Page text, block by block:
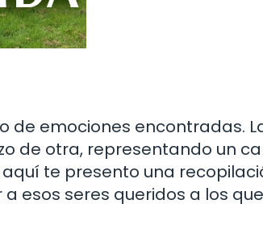
de emociones encontradas.
de otra, representando un
te presento una
esos seres queridos a los que